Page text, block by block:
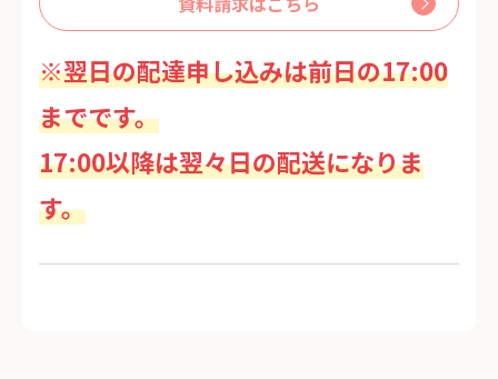
※翌日の配達申し込みは前日の17:00
までです。
17:00以降は翌々日の配送になりま
す。